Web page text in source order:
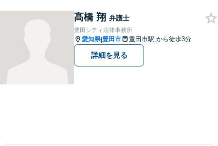
問題、税務訴訟、行政事件で
悩んでいる方はお気軽にご相
談ください。
髙橋 翔 弁護士
豊田シティ法律事務所
愛知県|豊田市 豊田市駅 から徒歩3分
詳細を見る